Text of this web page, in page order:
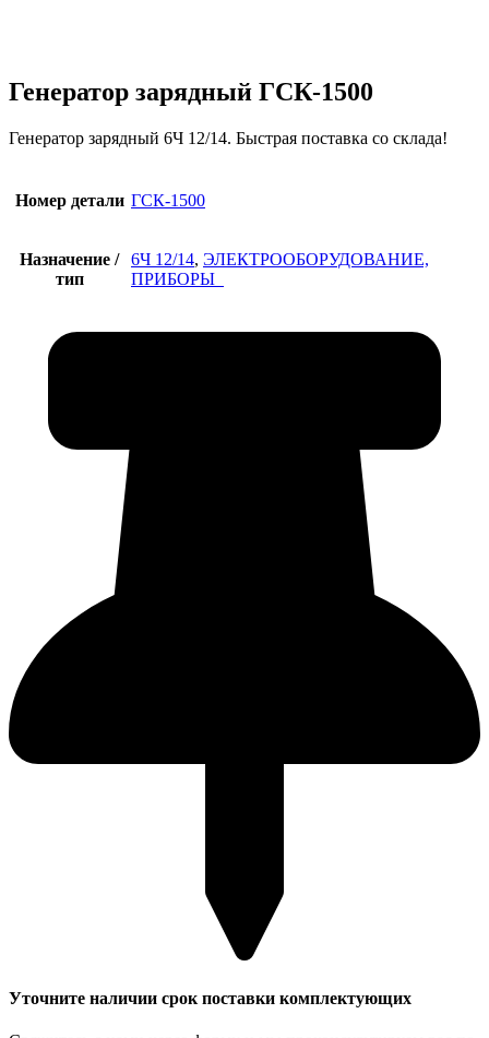
Генератор зарядный ГСК-1500
Генератор зарядный 6Ч 12/14. Быстрая поставка со склада!
Номер детали ГСК-1500
Назначение /
тип
6Ч 12/14, ЭЛЕКТРООБОРУДОВАНИЕ,
ПРИБОРЫ
Уточните наличии срок поставки комплектующих